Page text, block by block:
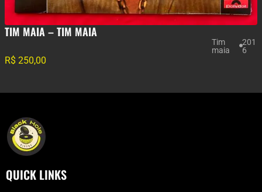
TIM MAIA – TIM MAIA
Tim
maia
201
6
R$ 250,00
QUICK LINKS